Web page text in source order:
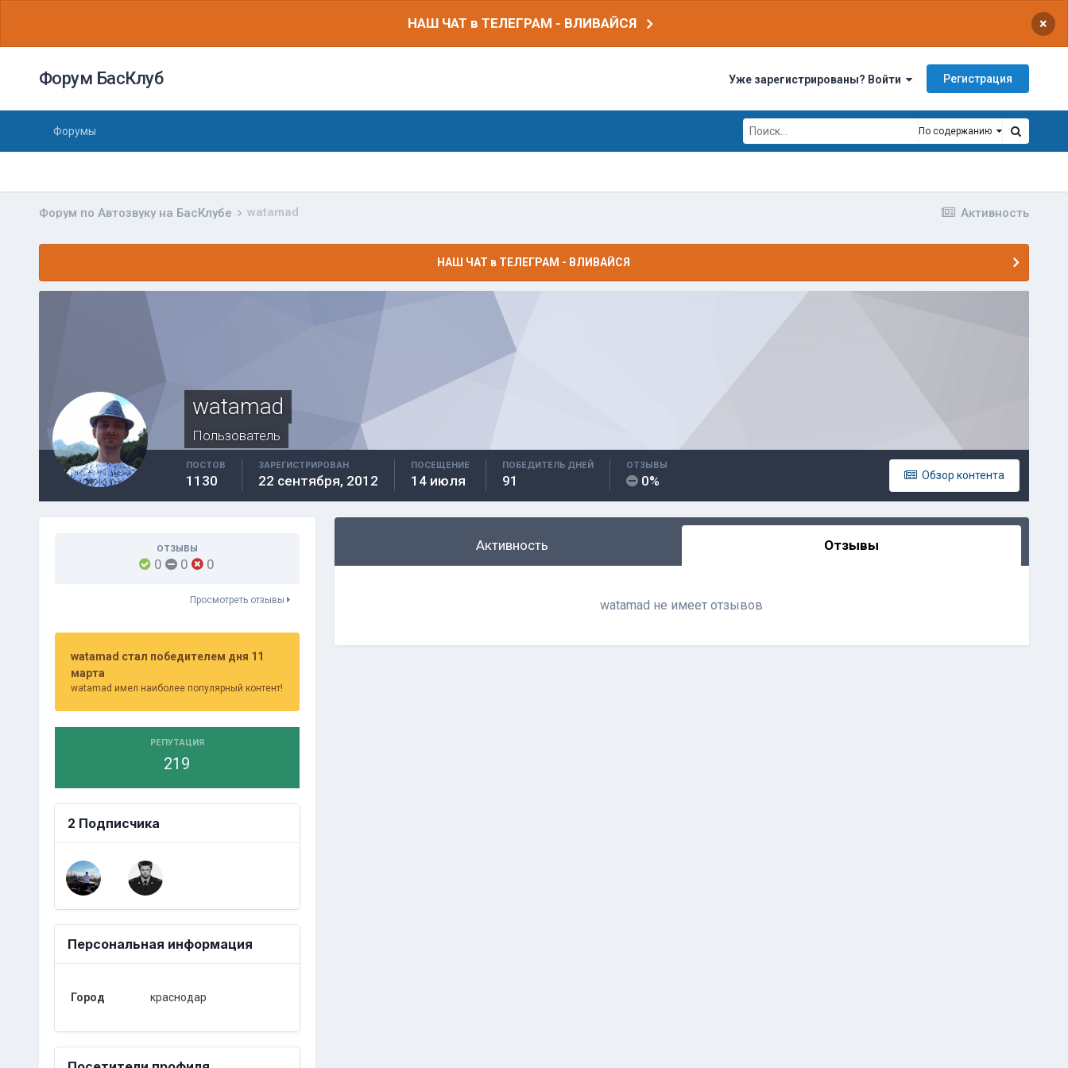
НАШ ЧАТ в ТЕЛЕГРАМ - ВЛИВАЙСЯ ×
Форум БасКлуб Уже зарегистрированы? Войти Регистрация
Форумы По содержанию
Активность
Форум по Автозвуку на БасКлубе watamad
НАШ ЧАТ в ТЕЛЕГРАМ - ВЛИВАЙСЯ
watamad
Пользователь
Обзор контента
ПОСТОВ
1130
ЗАРЕГИСТРИРОВАН
22 сентября, 2012
ПОСЕЩЕНИЕ
14 июля
ПОБЕДИТЕЛЬ ДНЕЙ
91
ОТЗЫВЫ
0%
ОТЗЫВЫ
0 0 0
Просмотреть отзывы
watamad стал победителем дня 11
марта
watamad имел наиболее популярный контент!
РЕПУТАЦИЯ
219
2 Подписчика
Персональная информация
Город краснодар
Активность Отзывы
watamad не имеет отзывов